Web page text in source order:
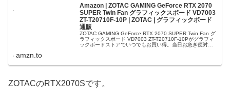
Amazon | ZOTAC GAMING GeForce RTX 2070
SUPER Twin Fan グラフィックスボード VD7003
ZT-T20710F-10P | ZOTAC | グラフィックボード
通販
ZOTAC GAMING GeForce RTX 2070 SUPER Twin Fan グ
ラフィックスボード VD7003 ZT-T20710F-10Pがグラフィ
ックボードストアでいつでもお買い得。当日お急ぎ便対象
amzn.to
ZOTACのRTX2070Sです。